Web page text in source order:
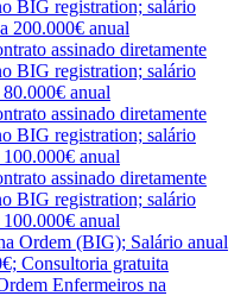
BIG registration; salário
200.000€ anual
assinado diretamente
BIG registration; salário
anual
assinado diretamente
BIG registration; salário
anual
assinado diretamente
BIG registration; salário
anual
Ordem (BIG); Salário anual
Consultoria gratuita
Enfermeiros na